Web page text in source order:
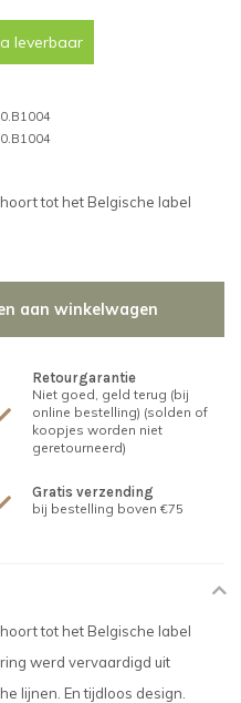
leverbaar
tot het Belgische label
aan winkelwagen
Retourgarantie
Niet goed, geld terug (bij
online bestelling) (solden of
koopjes worden niet
geretourneerd)
Gratis verzending
bij bestelling boven €75
tot het Belgische label
werd vervaardigd uit
lijnen. En tijdloos design.